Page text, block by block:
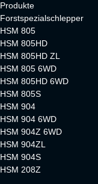
Produkte
Forstspezialschlepper
HSM 805
HSM 805HD
HSM 805HD ZL
HSM 805 6WD
HSM 805HD 6WD
HSM 805S
HSM 904
HSM 904 6WD
HSM 904Z 6WD
HSM 904ZL
HSM 904S
HSM 208Z